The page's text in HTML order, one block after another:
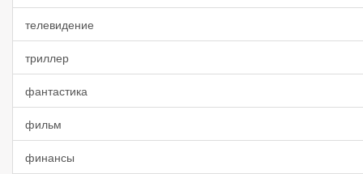
телевидение
триллер
фантастика
фильм
финансы